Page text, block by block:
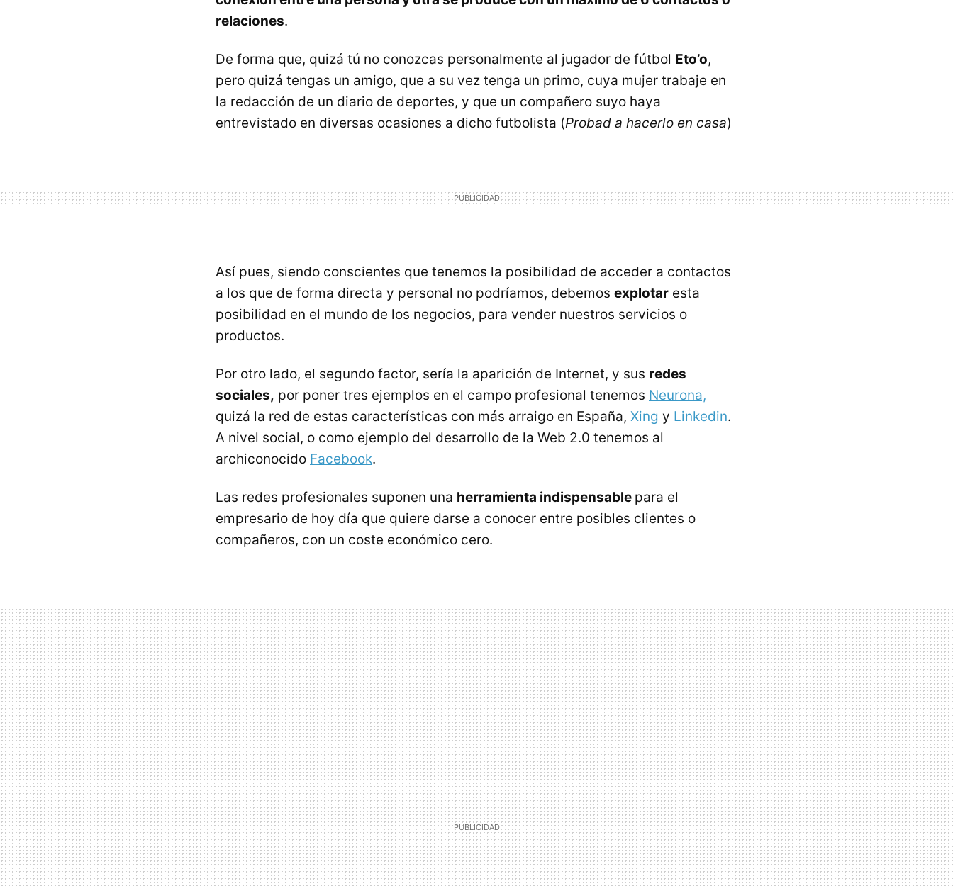
relaciones.
De forma que, quizá tú no conozcas personalmente al jugador de fútbol Eto’o,
pero quizá tengas un amigo, que a su vez tenga un primo, cuya mujer trabaje en
la redacción de un diario de deportes, y que un compañero suyo haya
entrevistado en diversas ocasiones a dicho futbolista (Probad a hacerlo en casa)
Así pues, siendo conscientes que tenemos la posibilidad de acceder a contactos
a los que de forma directa y personal no podríamos, debemos explotar esta
posibilidad en el mundo de los negocios, para vender nuestros servicios o
productos.
Por otro lado, el segundo factor, sería la aparición de Internet, y sus redes
sociales, por poner tres ejemplos en el campo profesional tenemos Neurona,
quizá la red de estas características con más arraigo en España, Xing y Linkedin.
A nivel social, o como ejemplo del desarrollo de la Web 2.0 tenemos al
archiconocido Facebook.
Las redes profesionales suponen una herramienta indispensable para el
empresario de hoy día que quiere darse a conocer entre posibles clientes o
compañeros, con un coste económico cero.